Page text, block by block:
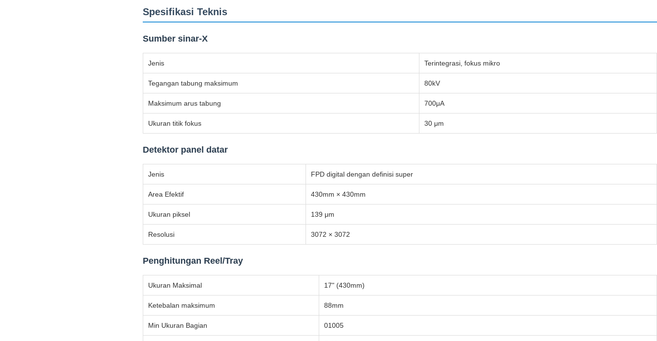
Spesifikasi Teknis
Sumber sinar-X
Jenis Terintegrasi, fokus mikro
Tegangan tabung maksimum 80kV
Maksimum arus tabung 700μA
Ukuran titik fokus 30 μm
Detektor panel datar
Jenis FPD digital dengan definisi super
Area Efektif 430mm × 430mm
Ukuran piksel 139 μm
Resolusi 3072 × 3072
Penghitungan Reel/Tray
Ukuran Maksimal 17" (430mm)
Ketebalan maksimum 88mm
Min Ukuran Bagian 01005